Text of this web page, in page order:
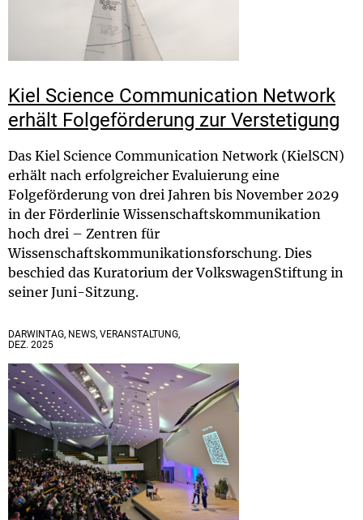
Kiel Science Communication Network
erhält Folgeförderung zur Verstetigung
Das Kiel Science Communication Network (KielSCN)
erhält nach erfolgreicher Evaluierung eine
Folgeförderung von drei Jahren bis November 2029
in der Förderlinie Wissenschaftskommunikation
hoch drei – Zentren für
Wissenschaftskommunikationsforschung. Dies
beschied das Kuratorium der VolkswagenStiftung in
seiner Juni-Sitzung.
DARWINTAG, NEWS, VERANSTALTUNG,
DEZ. 2025